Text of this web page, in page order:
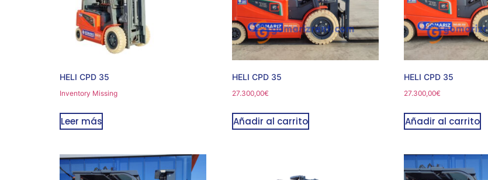
HELI CPD 35
Inventory Missing
Leer más
HELI CPD 35
27.300,00€
Añadir al carrito
HELI CPD 35
27.300,00€
Añadir al carrito